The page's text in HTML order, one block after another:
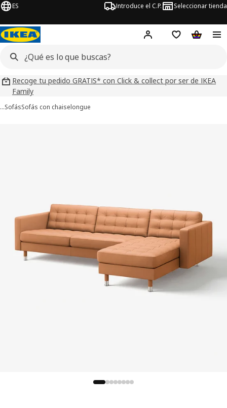
ES Introduce el C.P. Seleccionar tienda
Hej! Iniciar sesión
Lista de deseos
Carrito
Recoge tu pedido GRATIS* con Click & collect por ser de IKEA
Family
…SofásSofás con chaiselongue